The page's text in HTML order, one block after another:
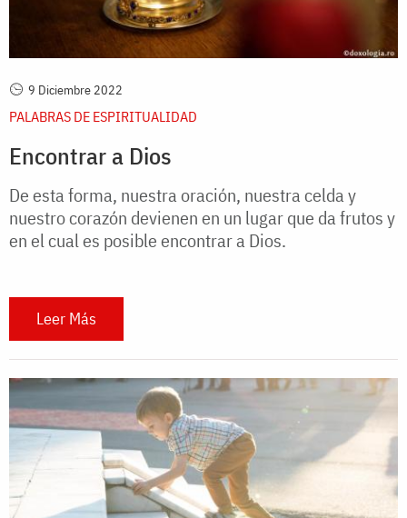
9 Diciembre 2022
PALABRAS DE ESPIRITUALIDAD
Encontrar a Dios
De esta forma, nuestra oración, nuestra celda y
nuestro corazón devienen en un lugar que da frutos y
en el cual es posible encontrar a Dios.
Leer Más